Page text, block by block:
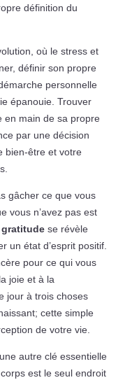
définition du
où le stress et
définir son propre
personnelle
épanouie. Trouver
en main de sa propre
par une décision
bien-être et votre
gâcher ce que vous
vous n’avez pas est
gratitudese révèle
un état d’esprit positif.
pour ce qui vous
joie et à la
jour à trois choses
cette simple
de votre vie.
autre clé essentielle
est le seul endroit